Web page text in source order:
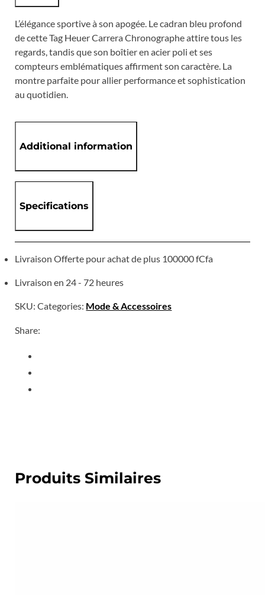
L’élégance sportive à son apogée. Le cadran bleu profond
de cette Tag Heuer Carrera Chronographe attire tous les
regards, tandis que son boîtier en acier poli et ses
compteurs emblématiques affirment son caractère. La
montre parfaite pour allier performance et sophistication
au quotidien.
Additional information
Specifications
Livraison Offerte pour achat de plus 100000 fCfa
Livraison en 24 - 72 heures
SKU:Categories: Mode & Accessoires
Share:
Produits Similaires